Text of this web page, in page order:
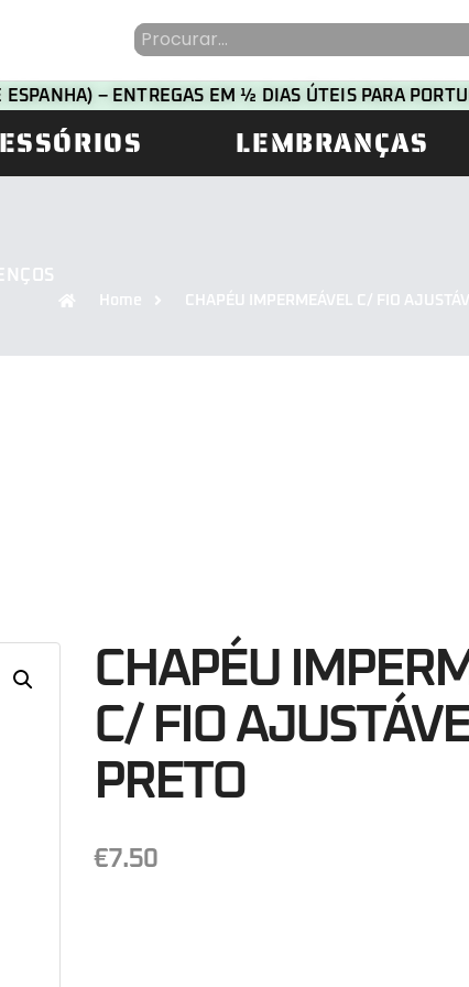
ESPANHA) – ENTREGAS EM ½ DIAS ÚTEIS PARA
LEMBRANÇAS
Home CHAPÉU IMPERMEÁVEL C/ FIO
CHAPÉU
C/ FIO
PRETO
€7.50